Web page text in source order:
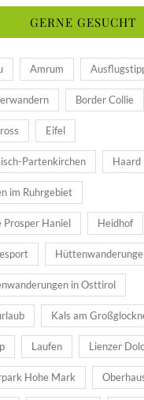
GERNE GESUCHT
Amrum
Border Collie
Eifel
Partenkirchen Haard
im Ruhrgebiet
Prosper Haniel Heidhof
in Osttirol
Kals am
Laufen Lienzer
Hohe Mark